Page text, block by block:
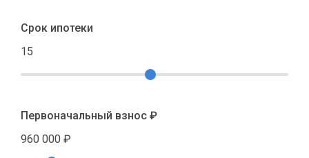
Срок ипотеки
15
Первоначальный взнос ₽
960 000 ₽